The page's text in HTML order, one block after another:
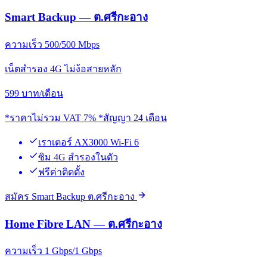
Smart Backup — ต.ศรีกะอาง
ความเร็ว 500/500 Mbps
เน็ตสำรอง 4G ไม่ง้อสายหลัก
599 บาท/เดือน
*ราคาไม่รวม VAT 7% *สัญญา 24 เดือน
เราเตอร์ AX3000 Wi-Fi 6
ซิม 4G สำรองในตัว
ฟรีค่าติดตั้ง
สมัคร Smart Backup ต.ศรีกะอาง
Home Fibre LAN — ต.ศรีกะอาง
ความเร็ว 1 Gbps/1 Gbps